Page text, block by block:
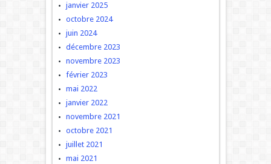
janvier 2025
octobre 2024
juin 2024
décembre 2023
novembre 2023
février 2023
mai 2022
janvier 2022
novembre 2021
octobre 2021
juillet 2021
mai 2021